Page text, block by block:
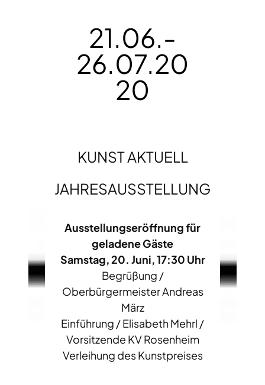
21.06.-
26.07.20
20
KUNST AKTUELL
JAHRESAUSSTELLUNG
Ausstellungseröffnung für
geladene Gäste
Samstag, 20. Juni, 17:30 Uhr
Begrüßung /
Oberbürgermeister Andreas
März
Einführung / Elisabeth Mehrl /
Vorsitzende KV Rosenheim
Verleihung des Kunstpreises